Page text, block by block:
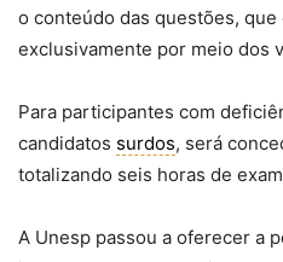
o conteúdo das questões,
exclusivamente por meio dos
Para participantes com
candidatos surdos, será
totalizando seis horas de
A Unesp passou a oferecer a